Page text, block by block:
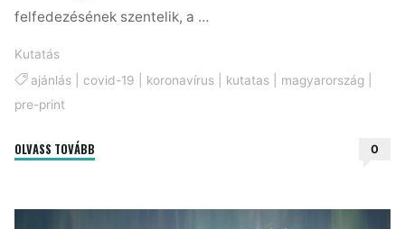
felfedezésének szentelik, a …
Kutatás
ajánlás| covid-19 koronavírus| kutatas| magyarország|
pre-print
OLVASS TOVÁBB 0